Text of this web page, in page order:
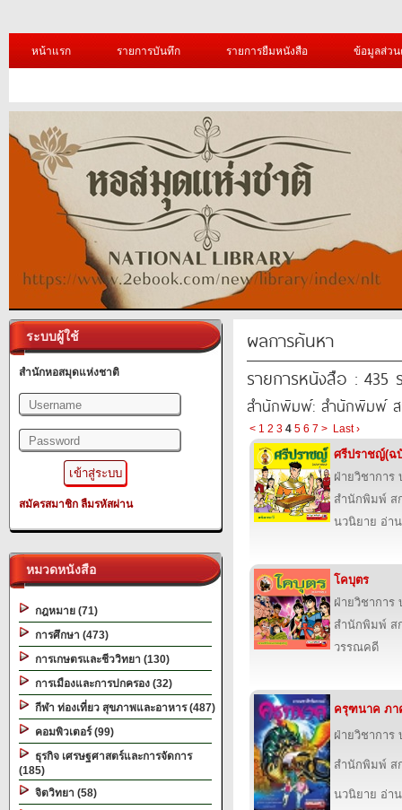
หน้าแรก รายการบันทึก รายการยืมหนังสือ ข้อมูลส่ว
ระบบผู้ใช้
สำนักหอสมุดแห่งชาติ
สมัครสมาชิก ลืมรหัสผ่าน
หมวดหนังสือ
กฎหมาย (71)
การศึกษา (473)
การเกษตรและชีววิทยา (130)
การเมืองและการปกครอง (32)
กีฬา ท่องเที่ยว สุขภาพและอาหาร (487)
คอมพิวเตอร์ (99)
ธุรกิจ เศรษฐศาสตร์และการจัดการ
(185)
จิตวิทยา (58)
ผลการค้นหา
รายการหนังสือ : 435
สำนักพิมพ์: สำนักพิมพ์ ส
< 1 2 3 4 5 6 7 > Last ›
ศรีปราชญ์(ฉ
ฝ่ายวิชาการ
สำนักพิมพ์ ส
นวนิยาย อ่า
โคบุตร
ฝ่ายวิชาการ
สำนักพิมพ์ ส
วรรณคดี
ครุฑนาค ภ
ฝ่ายวิชาการ
สำนักพิมพ์ ส
นวนิยาย อ่า